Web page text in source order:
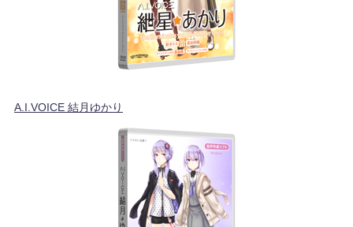
A.I.VOICE 結月ゆかり